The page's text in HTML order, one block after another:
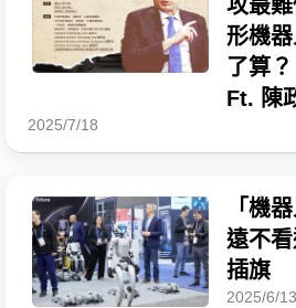
攻最
形機
了算
Ft. 陳
2025/7/18
「機
遠不
插旗
2025/6/13